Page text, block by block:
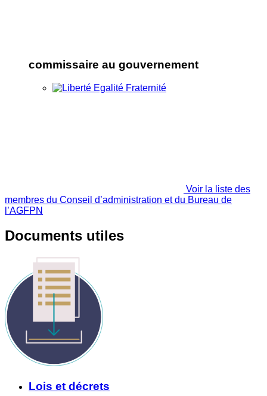
commissaire au gouvernement
Voir la liste des
membres du Conseil d’administration et du Bureau de
l’AGFPN
Documents utiles
Lois et décrets